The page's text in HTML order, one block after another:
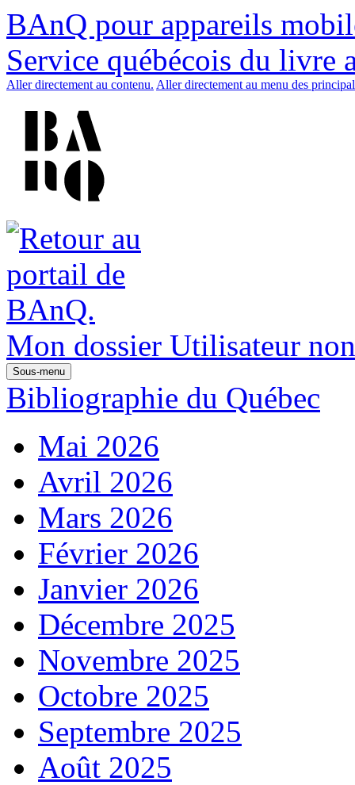
BAnQ pour appareils
Service québécois du livre
Aller directement au contenu. Aller directement au menu des
Mon dossier Utilisateur
Sous-menu
Bibliographie du Québec
Mai 2026
Avril 2026
Mars 2026
Février 2026
Janvier 2026
Décembre 2025
Novembre 2025
Octobre 2025
Septembre 2025
Août 2025